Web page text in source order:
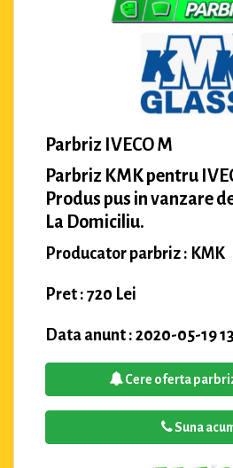
Parbriz IVECO M
Parbriz KMK pentru
Produs pus in vanzare
La Domiciliu.
Producator parbriz : KMK
Pret : 720 Lei
Data anunt : 2020-05-19
Cere oferta
Suna